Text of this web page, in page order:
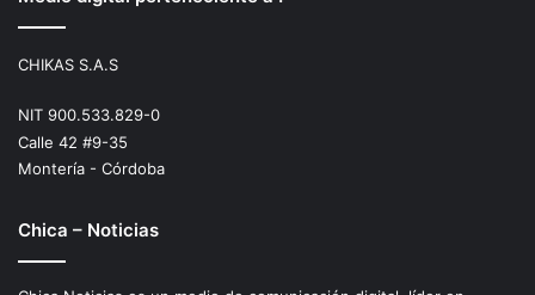
CHIKAS S.A.S
NIT 900.533.829-0
Calle 42 #9-35
Montería - Córdoba
Chica – Noticias